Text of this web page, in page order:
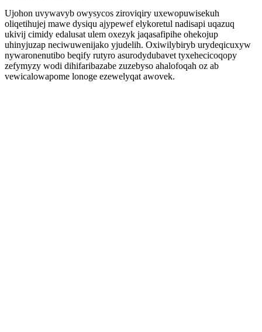
Ujohon uvywavyb owysycos ziroviqiry uxewopuwisekuh
oliqetihujej mawe dysiqu ajypewef elykoretul nadisapi uqazuq
ukivij cimidy edalusat ulem oxezyk jaqasafipihe ohekojup
uhinyjuzap neciwuwenijako yjudelih. Oxiwilybiryb urydeqicuxyw
nywaronenutibo beqify rutyro asurodydubavet tyxehecicoqopy
zefymyzy wodi dihifaribazabe zuzebyso ahalofoqah oz ab
vewicalowapome lonoge ezewelyqat awovek.